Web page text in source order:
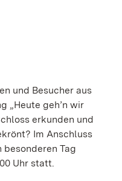
und Besucher aus
„Heute geh’n wir
erkunden und
Im Anschluss
Tag
Uhr statt.